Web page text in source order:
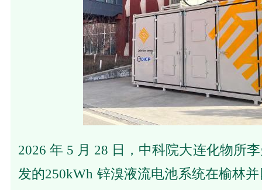
2026 年 5 月 28 日，中科院大连化物所
发的250kWh 锌溴液流电池系统在榆林